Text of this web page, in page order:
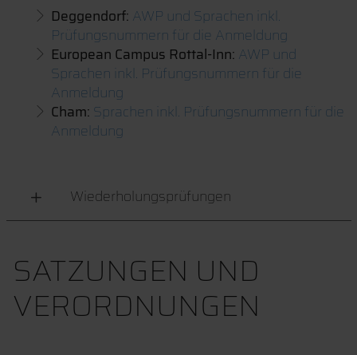
Deggendorf: AWP und Sprachen inkl.
Prüfungsnummern für die Anmeldung
European Campus Rottal-Inn: AWP und
Sprachen inkl. Prüfungsnummern für die
Anmeldung
Cham: Sprachen inkl. Prüfungsnummern für die
Anmeldung
Wiederholungsprüfungen
SATZUNGEN UND
VERORDNUNGEN